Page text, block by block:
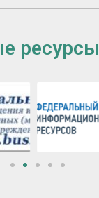
ресурсы